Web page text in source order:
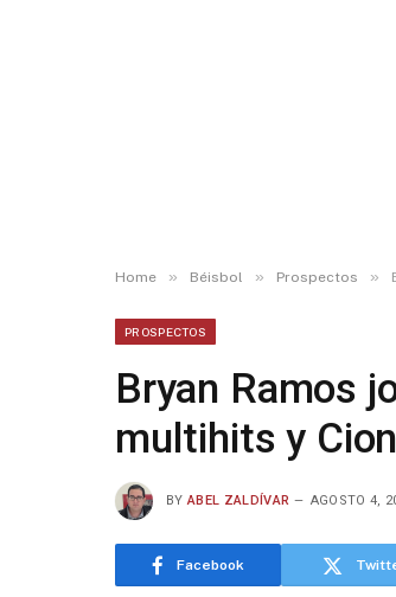
Home » Béisbol » Prospectos »
PROSPECTOS
Bryan Ramos
multihits y
BY ABEL ZALDÍVAR AGOSTO 4,
Facebook